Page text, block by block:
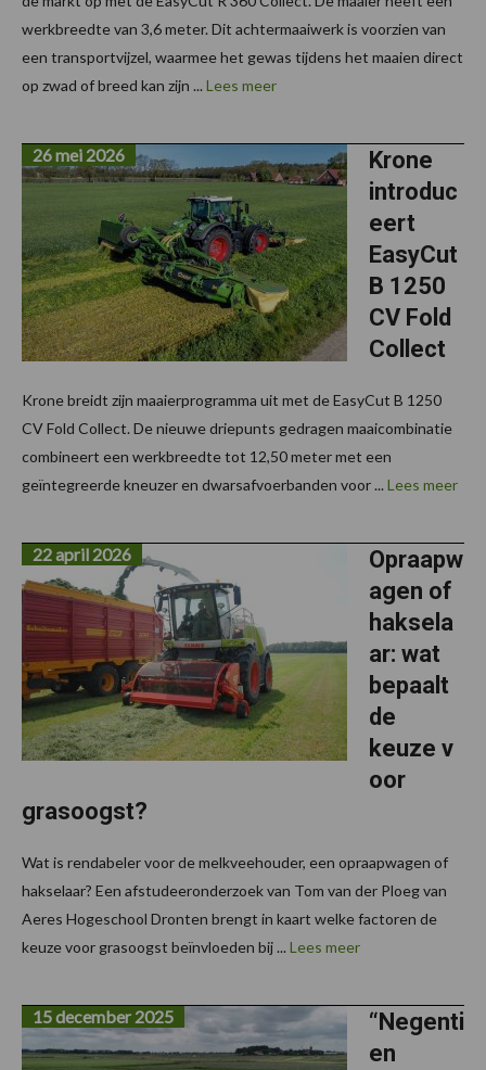
werkbreedte van 3,6 meter. Dit achtermaaiwerk is voorzien van
een transportvijzel, waarmee het gewas tijdens het maaien direct
op zwad of breed kan zijn ... Lees meer
Krone
introduc
eert
EasyCut
B 1250
CV Fold
Collect
26 mei 2026
Krone breidt zijn maaierprogramma uit met de EasyCut B 1250
CV Fold Collect. De nieuwe driepunts gedragen maaicombinatie
combineert een werkbreedte tot 12,50 meter met een
geïntegreerde kneuzer en dwarsafvoerbanden voor ... Lees meer
Opraapw
agen of
haksela
ar: wat
bepaalt
de
keuze v
oor
grasoogst?
22 april 2026
Wat is rendabeler voor de melkveehouder, een opraapwagen of
hakselaar? Een afstudeeronderzoek van Tom van der Ploeg van
Aeres Hogeschool Dronten brengt in kaart welke factoren de
keuze voor grasoogst beïnvloeden bij ... Lees meer
“Negenti
en
15 december 2025